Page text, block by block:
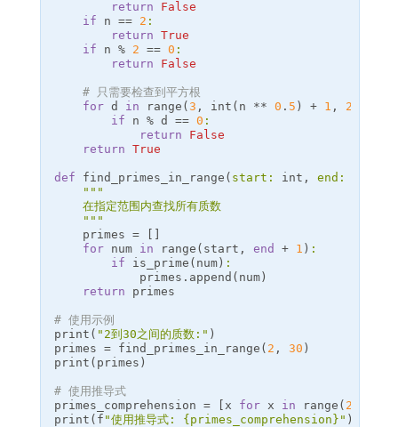
return
False
if
n == 2 :
return
True
if
n % 2 == 0 :
return
False
# 只需要检查到平方根
for d in range (3 , int ( n ** 0 . 5 ) + 1 , 2
if
n % d == 0 :
return
False
return
True
def find_primes_in_range ( start : int , end :
"" "
    在指定范围内查找所有质数
    "
""
primes
=
for num in range ( start , end + 1 ) :
if
is_prime ( num ) :
primes . append ( num )
return
primes
# 使用示例
print ( "2到30之间的质数:" )
primes
= find_primes_in_range ( 2 , 30 )
print ( primes )
# 使用推导式
primes_comprehension
= x for x in range ( 2
print ( f "使用推导式: { primes_comprehension } " )